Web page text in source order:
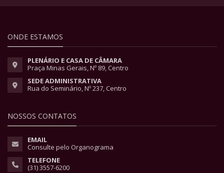
ONDE ESTAMOS
PLENÁRIO E CASA DE CÂMARA
Praça Minas Gerais, Nº 89, Centro
SEDE ADMINISTRATIVA
Rua do Seminário, Nº 237, Centro
NOSSOS CONTATOS
EMAIL
Consulte pelo Organograma
TELEFONE
(31) 3557-6200